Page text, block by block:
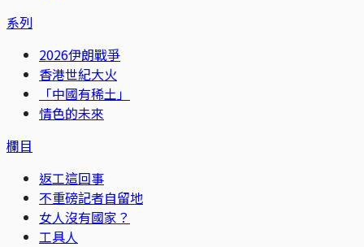
系列
2026伊朗戰爭
香港世紀大火
「中國有稀土」
情色的未來
欄目
返工這回事
不重磅記者自留地
女人沒有國家？
工具人